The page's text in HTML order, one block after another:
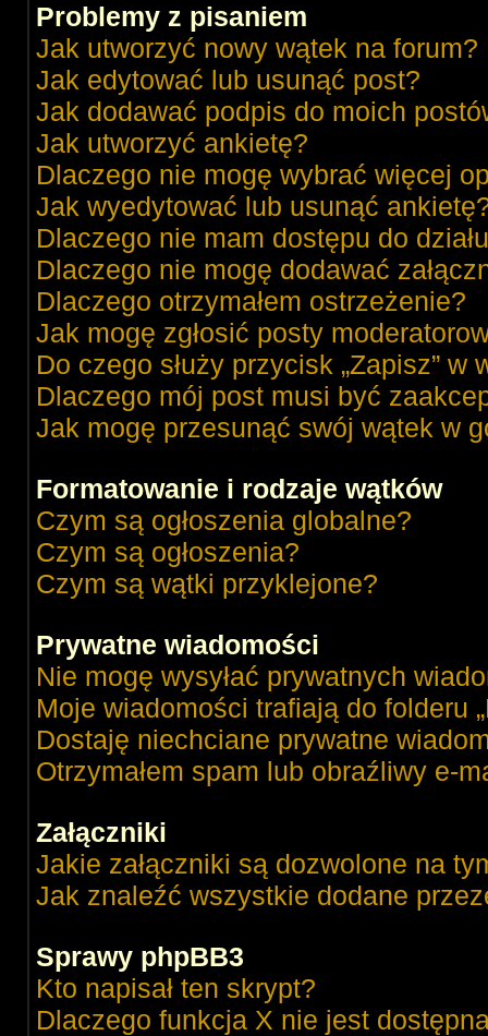
Problemy z pisaniem
Jak utworzyć nowy wątek na forum?
Jak edytować lub usunąć post?
Jak dodawać podpis do moich
Jak utworzyć ankietę?
Dlaczego nie mogę wybrać więcej
Jak wyedytować lub usunąć
Dlaczego nie mam dostępu do
Dlaczego nie mogę dodawać
Dlaczego otrzymałem ostrzeżenie?
Jak mogę zgłosić posty
Do czego służy przycisk „Zapisz”
Dlaczego mój post musi być
Jak mogę przesunąć swój wątek w
Formatowanie i rodzaje wątków
Czym są ogłoszenia globalne?
Czym są ogłoszenia?
Czym są wątki przyklejone?
Prywatne wiadomości
Nie mogę wysyłać prywatnych
Moje wiadomości trafiają do folderu
Dostaję niechciane prywatne
Otrzymałem spam lub obraźliwy e-
Załączniki
Jakie załączniki są dozwolone na
Jak znaleźć wszystkie dodane
Sprawy phpBB3
Kto napisał ten skrypt?
Dlaczego funkcja X nie jest